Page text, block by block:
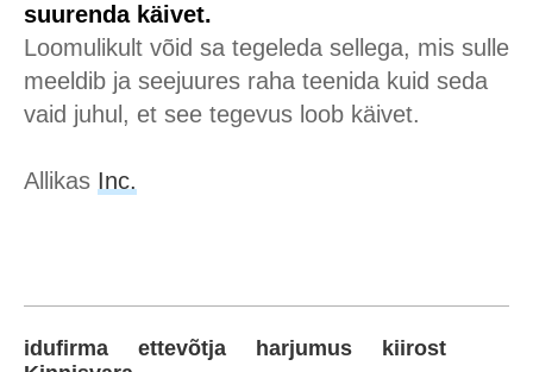
suurenda käivet.
Loomulikult võid sa tegeleda sellega, mis sulle
meeldib ja seejuures raha teenida kuid seda
vaid juhul, et see tegevus loob käivet.
Allikas Inc.
idufirma ettevõtja harjumus
kiirost